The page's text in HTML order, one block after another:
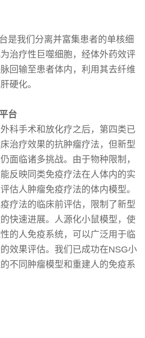
是我们分离并富集患者的单核细
治疗性巨噬细胞，经体外药效评
回输至患者体内，利用其去纤维
硬化。
台
科手术和放化疗之后，第四类已
治疗效果的抗肿瘤疗法，但新型
面临诸多挑战。由于物种限制，
反映同类免疫疗法在人体内的实
估人肿瘤免疫疗法的体内模型。
疗法的临床前评估，限制了新型
快速进展。人源化小鼠模型，使
的人免疫系统，可以广泛用于临
效果评估。我们已成功在NSG小
不同肿瘤模型和重建人的免疫系